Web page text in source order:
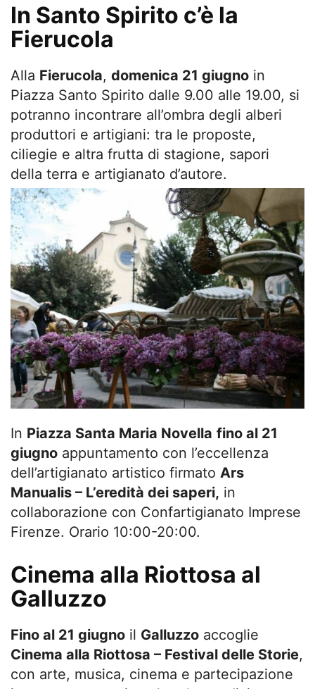
In Santo Spirito c’è la
Fierucola
Alla Fierucola, domenica 21 giugno in
Piazza Santo Spirito dalle 9.00 alle 19.00, si
potranno incontrare all’ombra degli alberi
produttori e artigiani: tra le proposte,
ciliegie e altra frutta di stagione, sapori
della terra e artigianato d’autore.
In Piazza Santa Maria Novella fino al 21
giugno appuntamento con l’eccellenza
dell’artigianato artistico firmato Ars
Manualis – L’eredità dei saperi, in
collaborazione con Confartigianato Imprese
Firenze. Orario 10:00-20:00.
Cinema alla Riottosa al
Galluzzo
Fino al 21 giugno il Galluzzo accoglie
Cinema alla Riottosa – Festival delle Storie,
con arte, musica, cinema e partecipazione